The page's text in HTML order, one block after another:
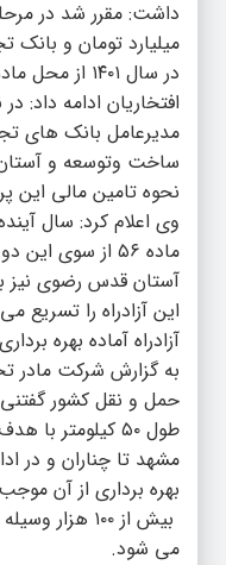
در سال ۱۴۰۱ از محل ماده ۵۶ به این پروژه تخصیص دهد.
افتخاریان ادامه داد:
مدیرعامل بانک های
ساخت وتوسعه و
نحوه تامین مالی
ماده ۵۶ از سوی
آستان قدس رضوی نیز
این آزادراه را
آزادراه آماده بهره
به گزارش شرکت مادر
حمل و نقل کشور گفتنی
طول ۵۰ کیلومتر
مشهد تا چناران و در
بهره برداری از آن
بیش از ۱۰۰
می شود.